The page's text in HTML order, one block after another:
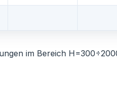
im Bereich